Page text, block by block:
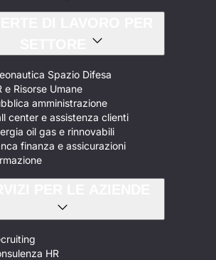
Spazio Difesa
e Risorse Umane
amministrazione
center e assistenza clienti
oil gas e rinnovabili
finanza e assicurazioni
HR